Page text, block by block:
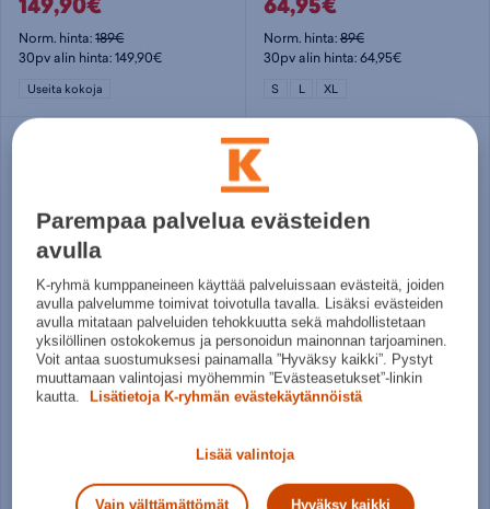
Norm. hinta:189€
30pv alin hinta: 149,90€
Useita kokoja
Norm. hinta:89€
30pv alin hinta: 64,95€
S L XL
Oxdog
Xguard Helmet SR - maalivahdin maski
Oxdog
Norm. hinta:
Parempaa palvelua evästeiden
avulla
K-ryhmä kumppaneineen käyttää palveluissaan evästeitä, joiden
avulla palvelumme toimivat toivotulla tavalla. Lisäksi evästeiden
avulla mitataan palveluiden tehokkuutta sekä mahdollistetaan
yksilöllinen ostokokemus ja personoidun mainonnan tarjoaminen.
Voit antaa suostumuksesi painamalla ”Hyväksy kaikki”. Pystyt
muuttamaan valintojasi myöhemmin ”Evästeasetukset”-linkin
kautta.
Lisätietoja K-ryhmän evästekäytännöistä
Lisää valintoja
Vain välttämättömät Hyväksy kaikki